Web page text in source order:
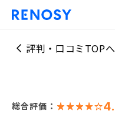
評判・口コミTOPへ
総合評価：